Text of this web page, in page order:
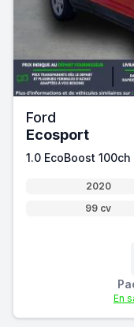
Ford
Ecosport
1.0 EcoBoost 100ch
2020
99 cv
En